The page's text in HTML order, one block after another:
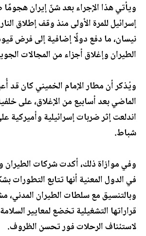
ويأتي هذا الإجراء بعد شنّ إيران
نيسان، ما دفع دولًا إضافية إلى فرض
الطيران وإغلاق أجزاء من المجالات
ويُذكر أن مطار الإمام الخميني كان قد
الماضي بعد أسابيع من الإغلاق، على
شباط.
وفي موازاة ذلك، أكدت شركات الطيران
في الدول المعنية أنها تتابع التطورات
وبالتنسيق مع سلطات الطيران المدني،
قراراتها التشغيلية تخضع لمعايير
لاستئناف الرحلات فور تحسن الظروف.